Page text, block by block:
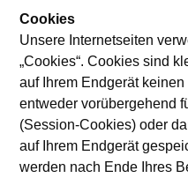
Cookies
Unsere Internetseiten
„Cookies“. Cookies sind
auf Ihrem Endgerät
entweder vorübergehend
(Session-Cookies) oder
auf Ihrem Endgerät
werden nach Ende Ihres